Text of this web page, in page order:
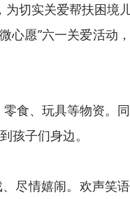
切实关爱帮扶困境
心愿”六一关爱活动
食、玩具等物资。
孩子们身边。
尽情嬉闹。欢声笑